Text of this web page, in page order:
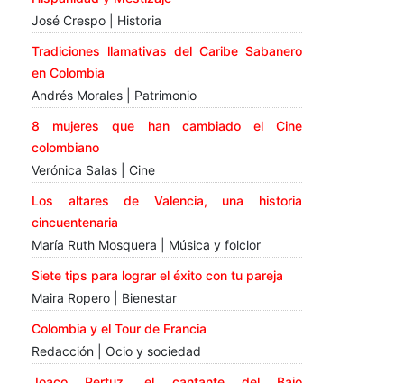
José Crespo | Historia
Tradiciones llamativas del Caribe Sabanero
en Colombia
Andrés Morales | Patrimonio
8 mujeres que han cambiado el Cine
colombiano
Verónica Salas | Cine
Los altares de Valencia, una historia
cincuentenaria
María Ruth Mosquera | Música y folclor
Siete tips para lograr el éxito con tu pareja
Maira Ropero | Bienestar
Colombia y el Tour de Francia
Redacción | Ocio y sociedad